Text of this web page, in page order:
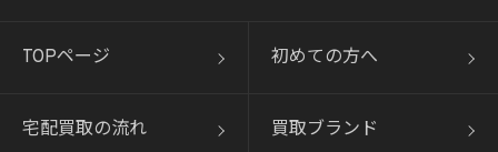
TOPページ 初めての方へ
宅配買取の流れ 買取ブランド